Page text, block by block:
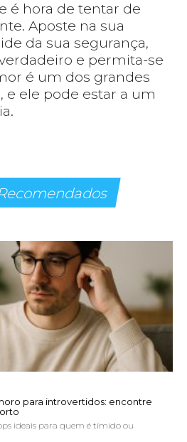
é hora de tentar de
Aposte na sua
da sua segurança,
e permita-se
é um dos grandes
e ele pode estar a um
para introvertidos: encontre
ideais para quem é tímido ou